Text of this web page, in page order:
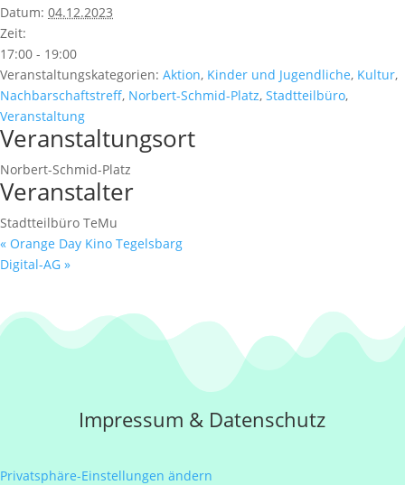
Datum: 04.12.2023
Zeit:
17:00 - 19:00
Veranstaltungskategorien: Aktion, Kinder und Jugendliche, Kultur,
Nachbarschaftstreff, Norbert-Schmid-Platz, Stadtteilbüro,
Veranstaltung
Veranstaltungsort
Norbert-Schmid-Platz
Veranstalter
Stadtteilbüro TeMu
« Orange Day Kino Tegelsbarg
Digital-AG »
Impressum & Datenschutz
Privatsphäre-Einstellungen ändern